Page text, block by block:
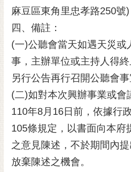
訂
閱
RSS
訂
閱
電
子
報
市
民
信
箱
English
麻豆區東角里忠孝路250號)
四、備註：
(一)公聽會當天如遇天災或
事，主辦單位或主持人得
另行公告再行召開公聽會事
(二)如對本次興辦事業或會
110年8月16日前，依據行
105條規定，以書面向本府
之意見陳述，不於期間內
放棄陳述之機會。